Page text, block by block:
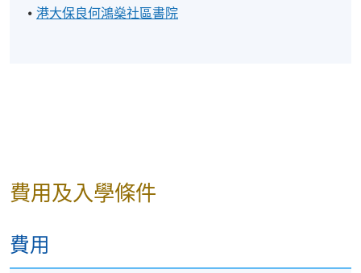
港大保良何鴻燊社區書院
費用及入學條件
費用